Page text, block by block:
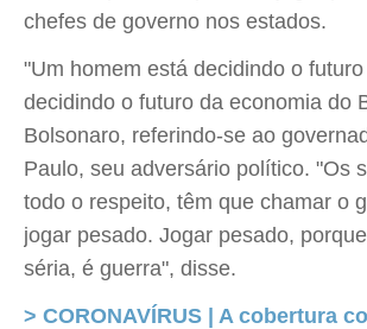
chefes de governo nos estados.
"Um homem está decidindo o
decidindo o futuro da economia do
Bolsonaro, referindo-se ao
Paulo, seu adversário político. "Os
todo o respeito, têm que chamar o
jogar pesado. Jogar pesado,
séria, é guerra", disse.
> CORONAVÍRUS | A cobertura